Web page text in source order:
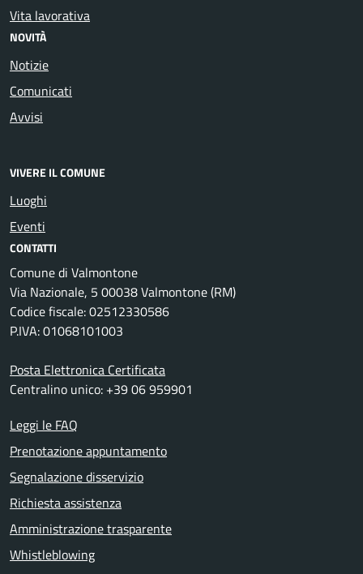
Vita lavorativa
NOVITÀ
Notizie
Comunicati
Avvisi
VIVERE IL COMUNE
Luoghi
Eventi
CONTATTI
Comune di Valmontone
Via Nazionale, 5 00038 Valmontone (RM)
Codice fiscale: 02512330586
P.IVA: 01068101003
Posta Elettronica Certificata
Centralino unico: +39 06 959901
Leggi le FAQ
Prenotazione appuntamento
Segnalazione disservizio
Richiesta assistenza
Amministrazione trasparente
Whistleblowing